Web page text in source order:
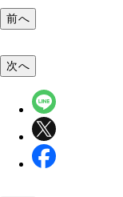
前へ
次へ